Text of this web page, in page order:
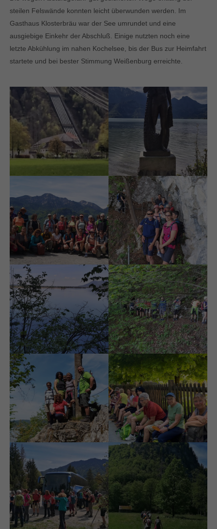
steilen Felswände konnten leicht überwunden werden. Im
Gasthaus Klosterbräu war der See umrundet und eine
ausgiebige Einkehr der Abschluß. Einige nutzten noch eine
letzte Abkühlung im nahen Kochelsee, bis der Bus zur Heimfahrt
startete und bei bester Stimmung Weißenburg erreichte.